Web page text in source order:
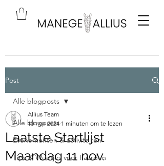
Post
Alle blogposts
Evenementen & activiteiten
Tips & Weetjes voor Paarden
Alle blogposts
Laatste Startlijst
Maandag 11 nov.
Allius Team
10 nov 2024 1 minuten om te lezen